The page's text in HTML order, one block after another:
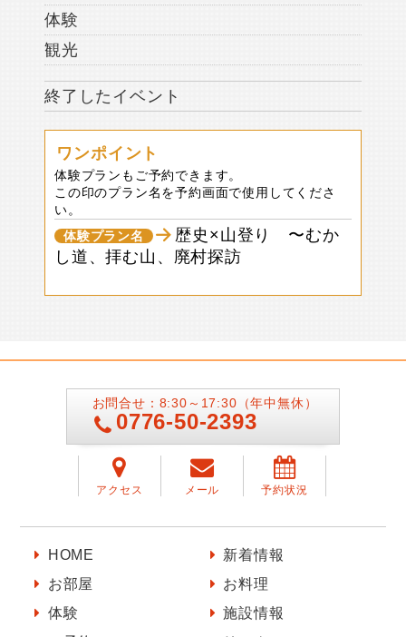
体験
観光
終了したイベント
ワンポイント
体験プランもご予約できます。
この印のプラン名を予約画面で使用してくださ
い。
体験プラン名
歴史×山登り 〜むか
し道、拝む山、廃村探訪
お問合せ：8:30～17:30（年中無休）
0776-50-2393
アクセス メール 予約状況
HOME
新着情報
お部屋
お料理
体験
施設情報